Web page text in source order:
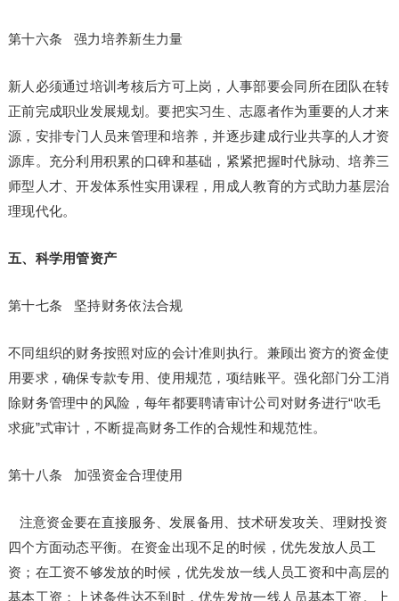
第十六条 强力培养新生力量
新人必须通过培训考核后方可上岗，人事部要会同所在团队在转
正前完成职业发展规划。要把实习生、志愿者作为重要的人才来
源，安排专门人员来管理和培养，并逐步建成行业共享的人才资
源库。充分利用积累的口碑和基础，紧紧把握时代脉动、培养三
师型人才、开发体系性实用课程，用成人教育的方式助力基层治
理现代化。
五、科学用管资产
第十七条 坚持财务依法合规
不同组织的财务按照对应的会计准则执行。兼顾出资方的资金使
用要求，确保专款专用、使用规范，项结账平。强化部门分工消
除财务管理中的风险，每年都要聘请审计公司对财务进行“吹毛
求疵”式审计，不断提高财务工作的合规性和规范性。
第十八条 加强资金合理使用
注意资金要在直接服务、发展备用、技术研发攻关、理财投资
四个方面动态平衡。在资金出现不足的时候，优先发放人员工
资；在工资不够发放的时候，优先发放一线人员工资和中高层的
基本工资；上述条件达不到时，优先发放一线人员基本工资。上